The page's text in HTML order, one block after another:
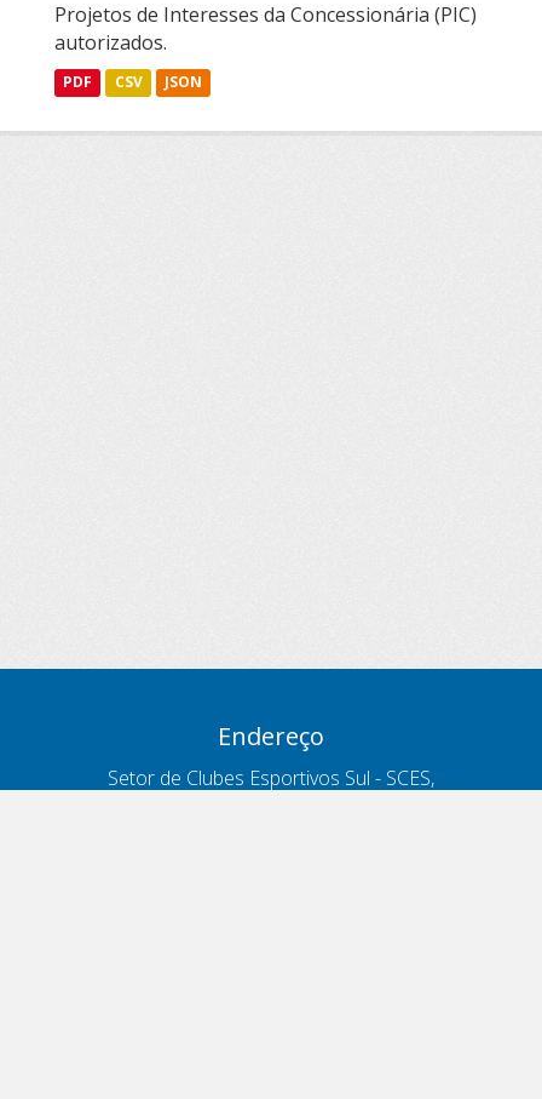
Projetos de Interesses da Concessionária (PIC)
autorizados.
PDF CSV JSON
Endereço
Setor de Clubes Esportivos Sul - SCES,